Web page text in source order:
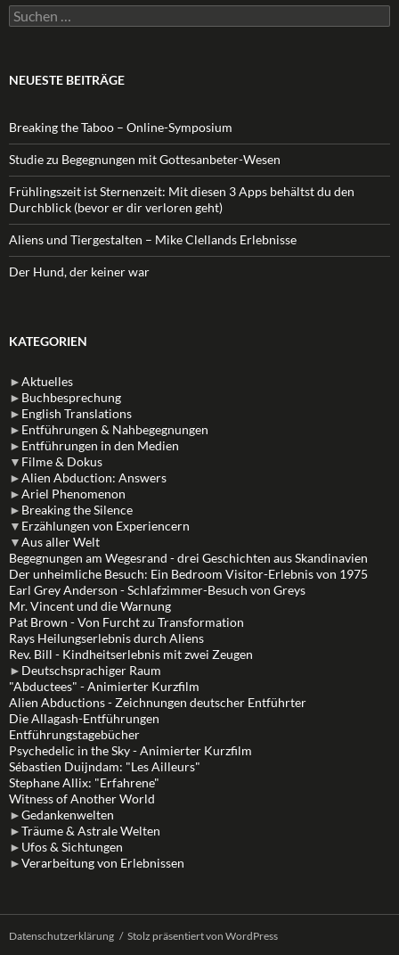
Suchen
nach:
NEUESTE BEITRÄGE
Breaking the Taboo – Online-Symposium
Studie zu Begegnungen mit Gottesanbeter-Wesen
Frühlingszeit ist Sternenzeit: Mit diesen 3 Apps behältst du den
Durchblick (bevor er dir verloren geht)
Aliens und Tiergestalten – Mike Clellands Erlebnisse
Der Hund, der keiner war
KATEGORIEN
►Aktuelles
► Buchbesprechung
► English Translations
► Entführungen & Nahbegegnungen
► Entführungen in den Medien
▼ Filme & Dokus
►Alien Abduction: Answers
►Ariel Phenomenon
► Breaking the Silence
▼ Erzählungen von Experiencern
▼Aus aller Welt
Begegnungen am Wegesrand - drei Geschichten aus Skandinavien
Der unheimliche Besuch: Ein Bedroom Visitor-Erlebnis von 1975
Earl Grey Anderson - Schlafzimmer-Besuch von Greys
Mr. Vincent und die Warnung
Pat Brown - Von Furcht zu Transformation
Rays Heilungserlebnis durch Aliens
Rev. Bill - Kindheitserlebnis mit zwei Zeugen
► Deutschsprachiger Raum
"Abductees" - Animierter Kurzfilm
Alien Abductions - Zeichnungen deutscher Entführter
Die Allagash-Entführungen
Entführungstagebücher
Psychedelic in the Sky - Animierter Kurzfilm
Sébastien Duijndam: "Les Ailleurs"
Stephane Allix: "Erfahrene"
Witness of Another World
►Gedankenwelten
►Träume & Astrale Welten
► Ufos & Sichtungen
►Verarbeitung von Erlebnissen
Datenschutzerklärung Stolz präsentiert von WordPress